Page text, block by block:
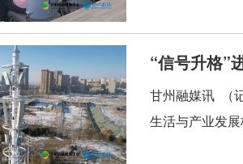
“信号升格”
甘州融媒讯 （
生活与产业发